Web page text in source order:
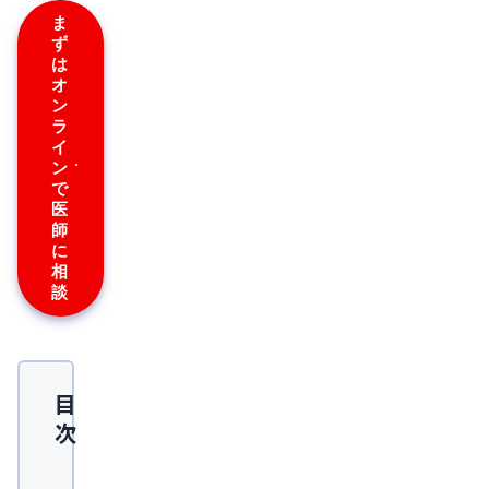
ま
ず
は
オ
ン
ラ
イ
ン
で
医
師
に
相
談
目
次